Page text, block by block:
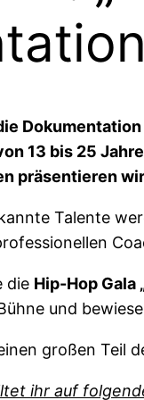
13 bis 25
präsentieren
Talente
die Hip-Hop Gala
und
großen Teil
ihr auf